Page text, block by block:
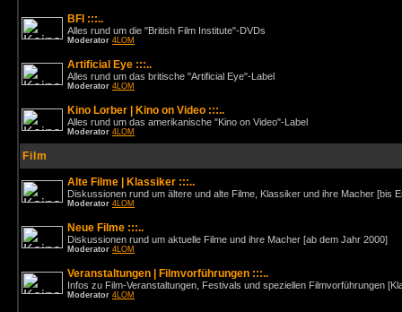
BFI :::..
Alles rund um die "British Film Institute"-DVDs
Moderator 4LOM
Artificial Eye :::..
Alles rund um das britische "Artificial Eye"-Label
Moderator 4LOM
Kino Lorber | Kino on Video :::..
Alles rund um das amerikanische "Kino on Video"-Label
Moderator 4LOM
Film
Alte Filme | Klassiker :::..
Diskussionen rund um ältere und alte Filme, Klassiker und ihre Macher [bis
Moderator 4LOM
Neue Filme :::..
Diskussionen rund um aktuelle Filme und ihre Macher [ab dem Jahr 2000]
Moderator 4LOM
Veranstaltungen | Filmvorführungen :::..
Infos zu Film-Veranstaltungen, Festivals und speziellen Filmvorführungen
Moderator 4LOM